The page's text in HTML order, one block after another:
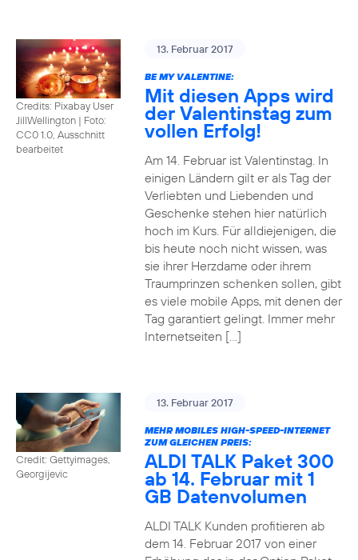
Credits: Pixabay User
JillWellington | Foto:
CC0 1.0, Ausschnitt
bearbeitet
13. Februar 2017
BE MY VALENTINE:
Mit diesen Apps wird
der Valentinstag zum
vollen Erfolg!
Am 14. Februar ist Valentinstag. In
einigen Ländern gilt er als Tag der
Verliebten und Liebenden und
Geschenke stehen hier natürlich
hoch im Kurs. Für alldiejenigen, die
bis heute noch nicht wissen, was
sie ihrer Herzdame oder ihrem
Traumprinzen schenken sollen, gibt
es viele mobile Apps, mit denen der
Tag garantiert gelingt. Immer mehr
Internetseiten […]
Credit: Gettyimages,
Georgijevic
13. Februar 2017
MEHR MOBILES HIGH-SPEED-INTERNET
ZUM GLEICHEN PREIS:
ALDI TALK Paket 300
ab 14. Februar mit 1
GB Datenvolumen
ALDI TALK Kunden profitieren ab
dem 14. Februar 2017 von einer